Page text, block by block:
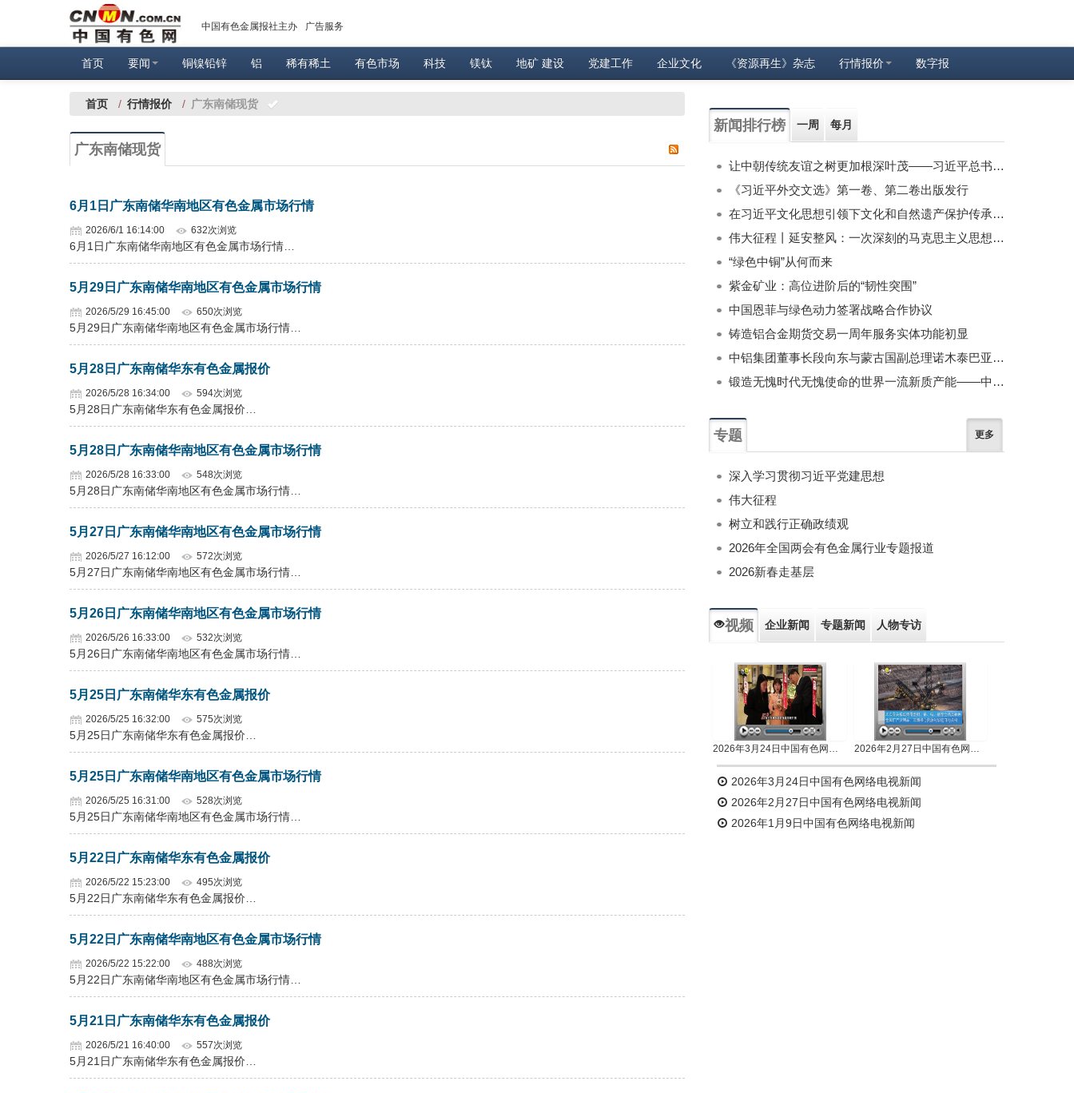
中国有色金属报社主办 广告服务
首页 要闻 铜镍铅锌 铝 稀有稀土 有色市场 科技 镁钛 地矿 建设 党建工作 企业文化 《资源再生》杂志 行情报价 数字报
首页 / 行情报价 / 广东南储现货
广东南储现货
6月1日广东南储华南地区有色金属市场行情
2026/6/1 16:14:00 632次浏览
6月1日广东南储华南地区有色金属市场行情…
5月29日广东南储华南地区有色金属市场行情
2026/5/29 16:45:00 650次浏览
5月29日广东南储华南地区有色金属市场行情…
5月28日广东南储华东有色金属报价
2026/5/28 16:34:00 594次浏览
5月28日广东南储华东有色金属报价…
5月28日广东南储华南地区有色金属市场行情
2026/5/28 16:33:00 548次浏览
5月28日广东南储华南地区有色金属市场行情…
5月27日广东南储华南地区有色金属市场行情
2026/5/27 16:12:00 572次浏览
5月27日广东南储华南地区有色金属市场行情…
5月26日广东南储华南地区有色金属市场行情
2026/5/26 16:33:00 532次浏览
5月26日广东南储华南地区有色金属市场行情…
5月25日广东南储华东有色金属报价
2026/5/25 16:32:00 575次浏览
5月25日广东南储华东有色金属报价…
5月25日广东南储华南地区有色金属市场行情
2026/5/25 16:31:00 528次浏览
5月25日广东南储华南地区有色金属市场行情…
5月22日广东南储华东有色金属报价
2026/5/22 15:23:00 495次浏览
5月22日广东南储华东有色金属报价…
5月22日广东南储华南地区有色金属市场行情
2026/5/22 15:22:00 488次浏览
5月22日广东南储华南地区有色金属市场行情…
5月21日广东南储华东有色金属报价
2026/5/21 16:40:00 557次浏览
5月21日广东南储华东有色金属报价…
新闻排行榜 一周 每月
让中朝传统友谊之树更加根深叶茂——习近平总书记对朝鲜进行国事访问纪实
《习近平外交文选》第一卷、第二卷出版发行
在习近平文化思想引领下文化和自然遗产保护传承利用工作开创新局面
伟大征程丨延安整风：一次深刻的马克思主义思想教育运动
“绿色中铜”从何而来
紫金矿业：高位进阶后的“韧性突围”
中国恩菲与绿色动力签署战略合作协议
铸造铝合金期货交易一周年服务实体功能初显
中铝集团董事长段向东与蒙古国副总理诺木泰巴亚尔举行会谈
锻造无愧时代无愧使命的世界一流新质产能——中国有色金属工业的战略应对与破局之道（二）
专题 更多
深入学习贯彻习近平党建思想
伟大征程
树立和践行正确政绩观
2026年全国两会有色金属行业专题报道
2026新春走基层
视频 企业新闻 专题新闻 人物专访
2026年3月24日中国有色网络电视新闻 2026年2月27日中国有色网络电视新闻
2026年3月24日中国有色网络电视新闻
2026年2月27日中国有色网络电视新闻
2026年1月9日中国有色网络电视新闻